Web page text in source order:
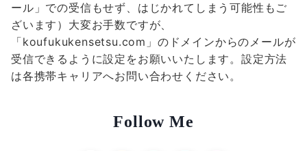
ール」での受信もせず、はじかれてしまう可能性もご
ざいます）大変お手数ですが、
「koufukukensetsu.com」のドメインからのメールが
受信できるように設定をお願いいたします。設定方法
は各携帯キャリアへお問い合わせください。
Follow Me